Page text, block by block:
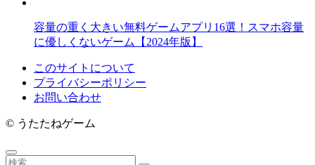
容量の重く大きい無料ゲームアプリ16選！スマホ容量
に優しくないゲーム【2024年版】
このサイトについて
プライバシーポリシー
お問い合わせ
© うたたねゲーム